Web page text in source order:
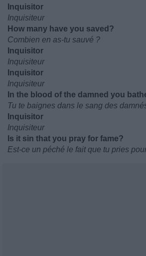
Inquisitor
Inquisiteur
How many have you saved?
Combien en as-tu sauvé ?
Inquisitor
Inquisiteur
Inquisitor
Inquisiteur
In the blood of the damned you
Tu te baignes dans le sang des
Inquisitor
Inquisiteur
Is it sin that you pray for fame?
Est-ce un péché le fait que tu pries